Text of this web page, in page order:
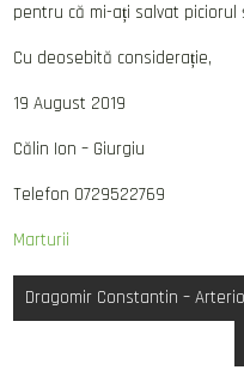
pentru că mi-ați salvat
Cu deosebită considerație,
19 August 2019
Călin Ion – Giurgiu
Telefon 0729522769
Marturii
Post
navigation
Dragomir Constantin –